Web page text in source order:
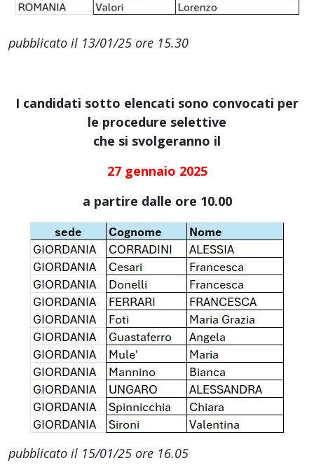
pubblicato il 13/01/25 ore 15.30
I candidati sotto elencati sono convocati per
le procedure selettive
che si svolgeranno il
27 gennaio 2025
a partire dalle ore 10.00
pubblicato il 15/01/25 ore 16.05